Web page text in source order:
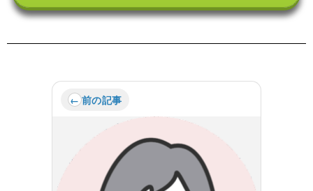
前の記事